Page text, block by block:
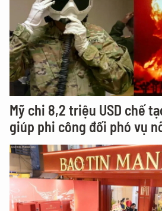
Mỹ chi 8,2 triệu USD chế
giúp phi công đối phó vụ